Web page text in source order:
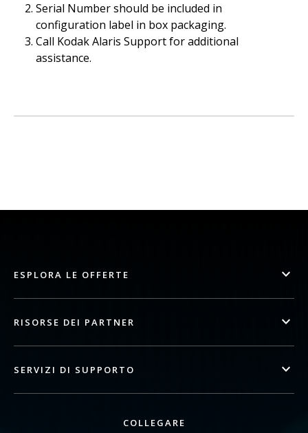
Serial Number should be included in
configuration label in box packaging.
Call Kodak Alaris Support for additional
assistance.
ESPLORA LE OFFERTE
RISORSE DEI PARTNER
SERVIZI DI SUPPORTO
COLLEGARE